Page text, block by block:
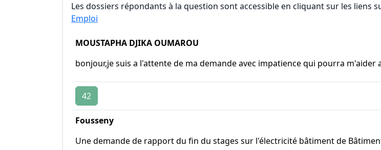
Les dossiers répondants à la question sont accessible en cliquant sur les liens
Emploi
MOUSTAPHA DJIKA OUMAROU
bonjour,je suis a l'attente de ma demande avec impatience qui pourra
42
Fousseny
Une demande de rapport du fin du stages sur l'électricité bâtiment de